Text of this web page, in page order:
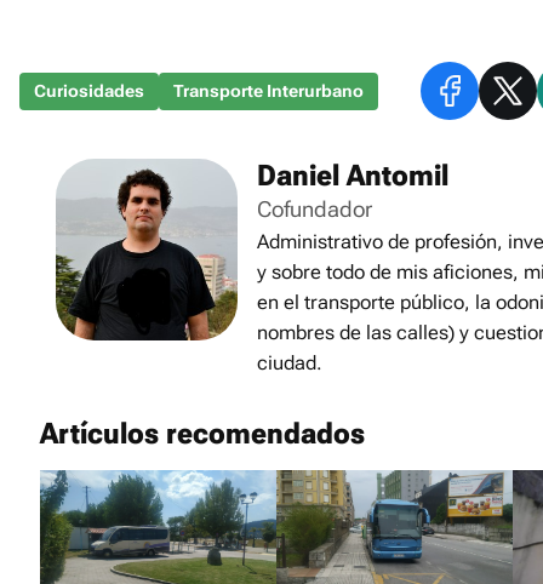
Curiosidades Transporte Interurbano
Daniel Antomil
Cofundador
Administrativo de profesión,
y sobre todo de mis aficiones,
en el transporte público, la
nombres de las calles) y
ciudad.
Artículos recomendados